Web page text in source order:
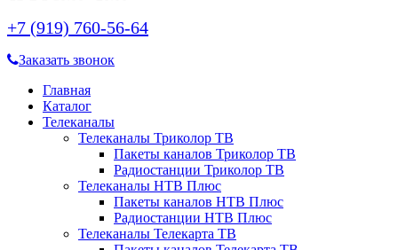
+7 (919) 760-56-64
Заказать звонок
Главная
Каталог
Телеканалы
Телеканалы Триколор ТВ
Пакеты каналов Триколор ТВ
Радиостанции Триколор ТВ
Телеканалы НТВ Плюс
Пакеты каналов НТВ Плюс
Радиостанции НТВ Плюс
Телеканалы Телекарта ТВ